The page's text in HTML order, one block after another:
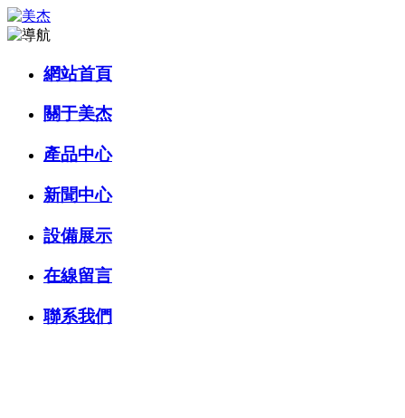
網站首頁
關于美杰
產品中心
新聞中心
設備展示
在線留言
聯系我們